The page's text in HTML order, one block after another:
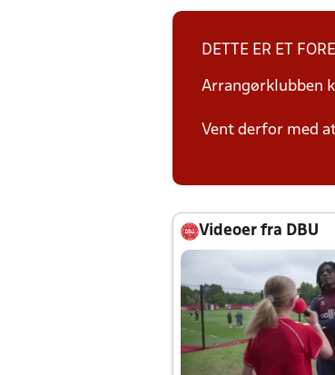
DETTE ER ET
Arrangørklubben
Vent derfor med
Videoer fra DBU